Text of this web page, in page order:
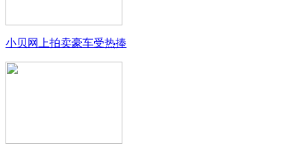
小贝网上拍卖豪车受热捧